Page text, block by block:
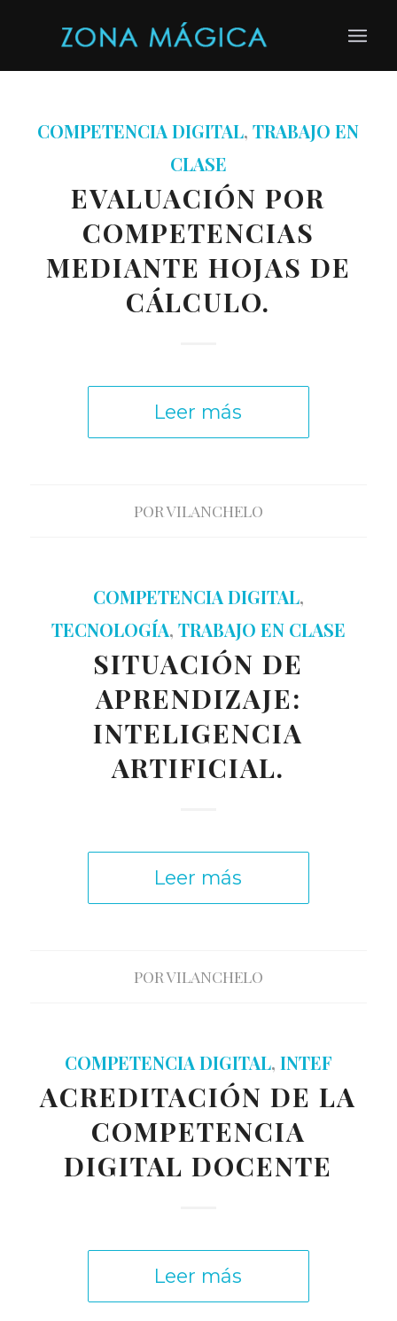
COMPETENCIA DIGITAL,TRABAJO EN
CLASE
EVALUACIÓN POR
COMPETENCIAS
MEDIANTE HOJAS DE
CÁLCULO.
Leer más
PORVILANCHELO
COMPETENCIA DIGITAL,
TECNOLOGÍA, TRABAJO EN CLASE
SITUACIÓN DE
APRENDIZAJE:
INTELIGENCIA
ARTIFICIAL.
Leer más
PORVILANCHELO
COMPETENCIA DIGITAL, INTEF
ACREDITACIÓN DE LA
COMPETENCIA
DIGITAL DOCENTE
Leer más